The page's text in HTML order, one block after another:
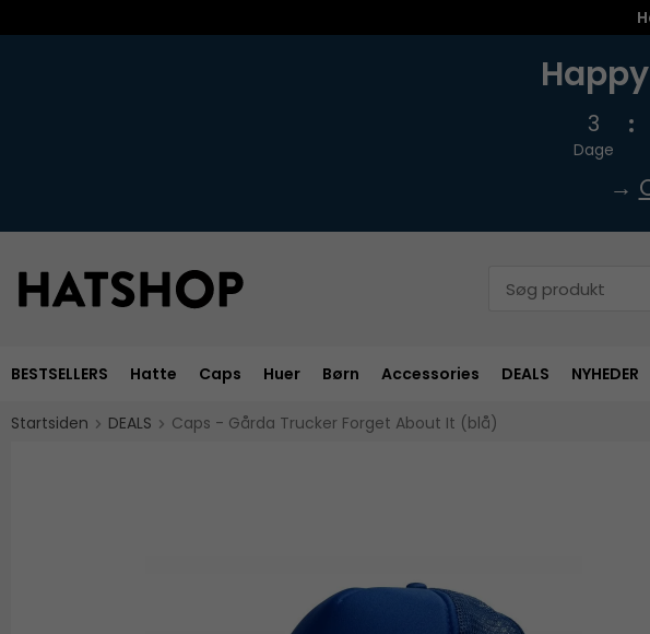
3
Dage
→
BESTSELLERS Hatte Caps Huer Børn Accessories DEALS NYHEDER
Startsiden DEALS Caps - Gårda Trucker Forget About It (blå)